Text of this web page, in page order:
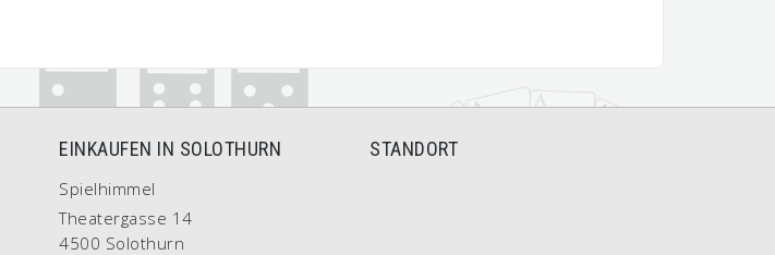
EINKAUFEN IN SOLOTHURN
Spielhimmel
Theatergasse 14
4500 Solothurn
STANDORT